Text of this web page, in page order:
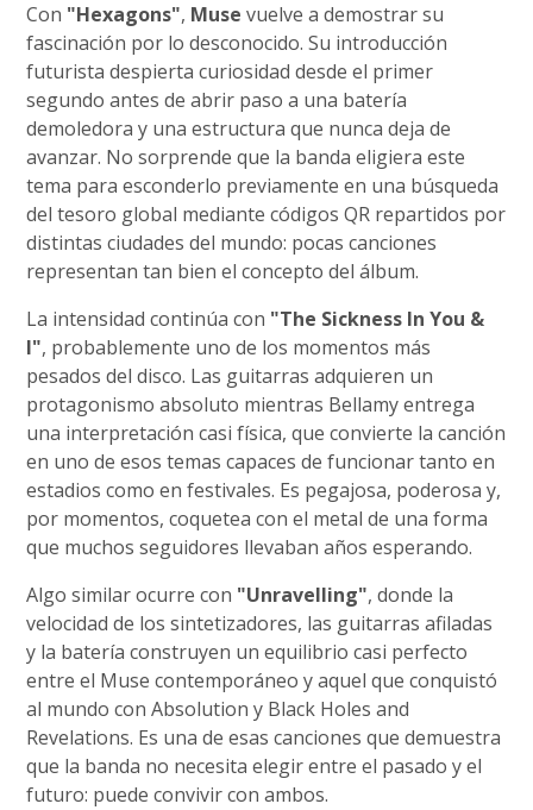
Con "Hexagons", Muse vuelve a demostrar su
fascinación por lo desconocido. Su introducción
futurista despierta curiosidad desde el primer
segundo antes de abrir paso a una batería
demoledora y una estructura que nunca deja de
avanzar. No sorprende que la banda eligiera este
tema para esconderlo previamente en una búsqueda
del tesoro global mediante códigos QR repartidos por
distintas ciudades del mundo: pocas canciones
representan tan bien el concepto del álbum.
La intensidad continúa con "The Sickness In You &
I", probablemente uno de los momentos más
pesados del disco. Las guitarras adquieren un
protagonismo absoluto mientras Bellamy entrega
una interpretación casi física, que convierte la canción
en uno de esos temas capaces de funcionar tanto en
estadios como en festivales. Es pegajosa, poderosa y,
por momentos, coquetea con el metal de una forma
que muchos seguidores llevaban años esperando.
Algo similar ocurre con "Unravelling", donde la
velocidad de los sintetizadores, las guitarras afiladas
y la batería construyen un equilibrio casi perfecto
entre el Muse contemporáneo y aquel que conquistó
al mundo con Absolution y Black Holes and
Revelations. Es una de esas canciones que demuestra
que la banda no necesita elegir entre el pasado y el
futuro: puede convivir con ambos.